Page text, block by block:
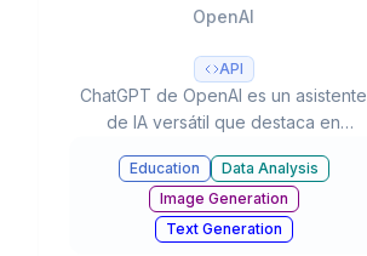
OpenAI
API
ChatGPT de OpenAI es un asistente
de IA versátil que destaca en
de contenido y resolución de
problemas complejos. Con sus
capacidades multimodales
Education
Data Analysis
Image Generation
Text Generation